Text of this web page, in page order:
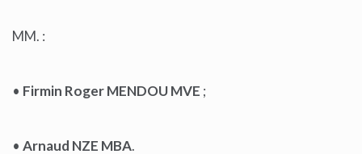
MM. :
• Firmin Roger MENDOU MVE ;
• Arnaud NZE MBA.